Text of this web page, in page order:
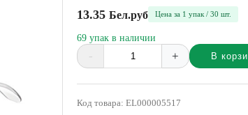
13.35 Бел.руб Цена за 1 упак / 30 шт.
69 упак в наличии
- + В
Alternative:
Код товара: EL000005517